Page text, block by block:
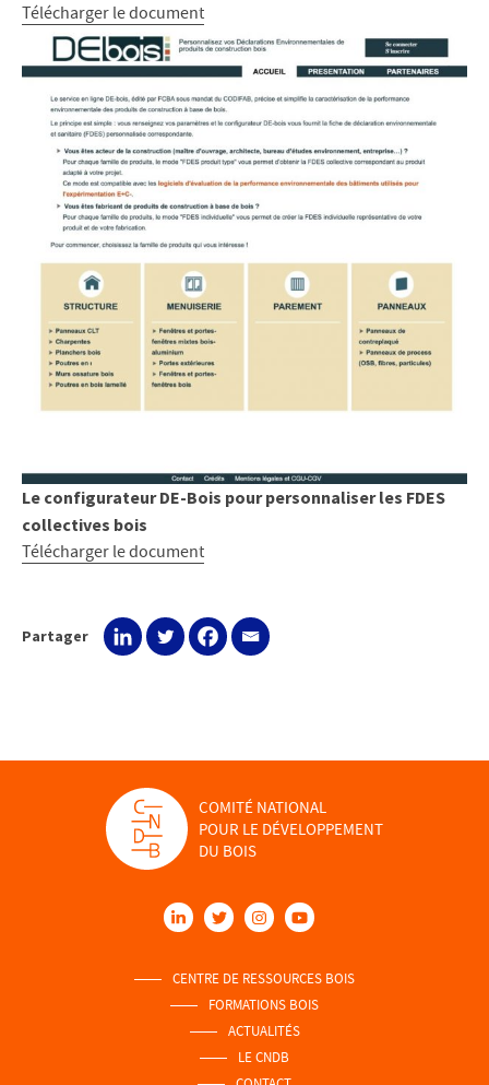
Télécharger le document
Le configurateur DE-Bois pour personnaliser les FDES
collectives bois
Télécharger le document
Partager
COMITÉ NATIONAL
POUR LE DÉVELOPPEMENT
DU BOIS
CENTRE DE RESSOURCES BOIS
FORMATIONS BOIS
ACTUALITÉS
LE CNDB